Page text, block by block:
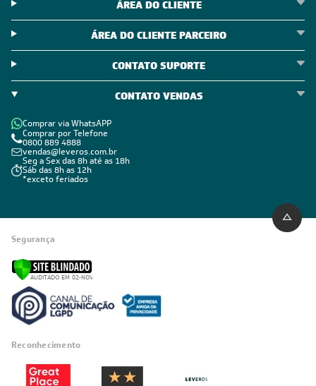
ÁREA DO CLIENTE
ÁREA DO CLIENTE PARCEIRO
CONTATO SUPORTE
CONTATO VENDAS
Comprar via WhatsAPP
Comprar por Telefone
0800 889 4888
vendas@leveros.com.br
Seg a Sex das 8h até as 18h
Sáb das 8h as 12h
*exceto feriados
Segurança
Reconhecimento